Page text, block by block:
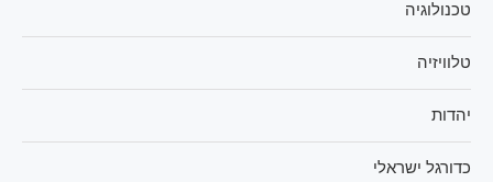
טכנולוגיה
טלוויזיה
יהדות
כדורגל ישראלי